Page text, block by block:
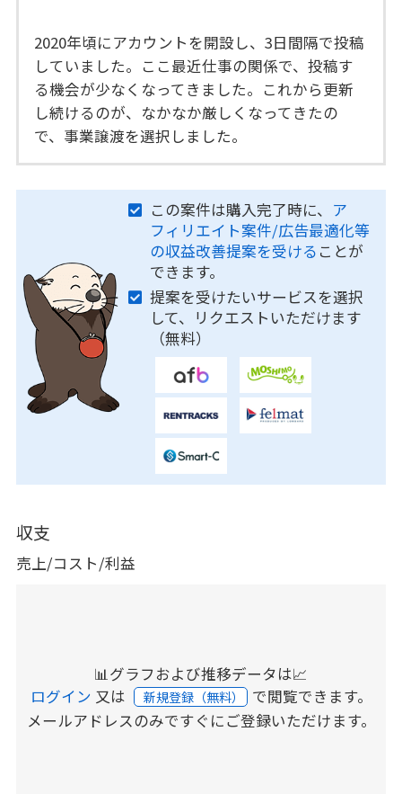
2020年頃にアカウントを開設し、3日間隔で投稿
していました。ここ最近仕事の関係で、投稿す
る機会が少なくなってきました。これから更新
し続けるのが、なかなか厳しくなってきたの
で、事業譲渡を選択しました。
この案件は購入完了時に、 ア
フィリエイト案件/広告最適化等
の収益改善提案を受ける ことが
できます。
提案を受けたいサービスを選択
して、リクエストいただけます
（無料）
収支
売上/コスト/利益
📊グラフおよび推移データは📈
ログイン 又は 新規登録（無料） で閲覧できます。
メールアドレスのみですぐにご登録いただけます。